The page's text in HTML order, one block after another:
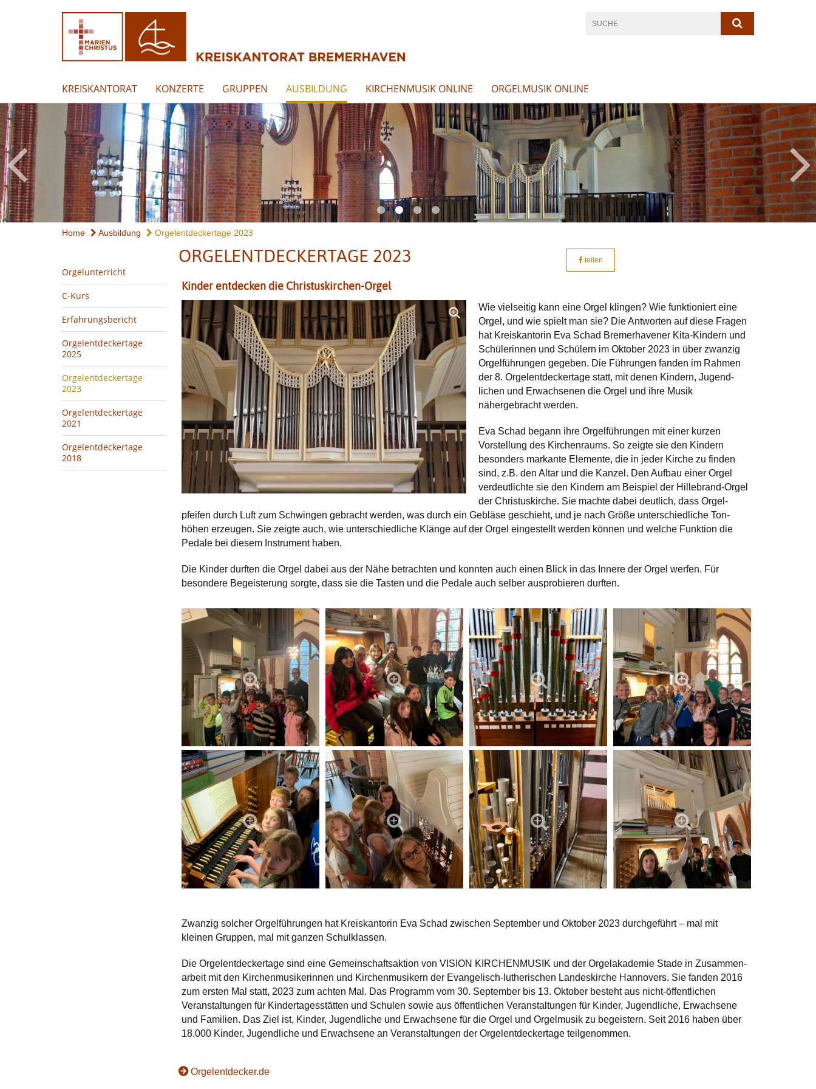
KREISKANTORAT KONZERTE GRUPPEN AUSBILDUNG KIRCHENMUSIK ONLINE ORGELMUSIK ONLINE
Home Ausbildung Orgelentdeckertage 2023
Orgelunterricht
C-Kurs
Erfahrungsbericht
Orgelentdeckertage
2025
Orgelentdeckertage
2023
Orgelentdeckertage
2021
Orgelentdeckertage
2018
ORGELENTDECKERTAGE 2023 teilen
Kinder entdecken die Christuskirchen-Orgel
Wie viel­seitig kann eine Orgel klingen? Wie funktioniert eine
Orgel, und wie spielt man sie? Die Antworten auf diese Fragen
hat Kreis­kantorin Eva Schad Bremer­havener Kita-Kindern und
Schülerinnen und Schülern im Oktober 2023 in über zwanzig
Orgel­führungen gegeben. Die Führungen fanden im Rahmen
der 8. Orgel­entdecker­tage statt, mit denen Kindern, Jugend­
lichen und Erwachsenen die Orgel und ihre Musik
nähergebracht werden.
Eva Schad begann ihre Orgel­führungen mit einer kurzen
Vorstellung des Kirchen­raums. So zeigte sie den Kindern
besonders markante Elemente, die in jeder Kirche zu finden
sind, z.B. den Altar und die Kanzel. Den Aufbau einer Orgel
verdeut­lichte sie den Kindern am Beispiel der Hillebrand-Orgel
der Christus­kirche. Sie machte dabei deutlich, dass Orgel­
pfeifen durch Luft zum Schwingen gebracht werden, was durch ein Gebläse geschieht, und je nach Größe unterschied­liche Ton­
höhen erzeugen. Sie zeigte auch, wie unter­schied­liche Klänge auf der Orgel eingestellt werden können und welche Funktion die
Pedale bei diesem Instrument haben.
Die Kinder durften die Orgel dabei aus der Nähe betrachten und konnten auch einen Blick in das Innere der Orgel werfen. Für
besondere Begeisterung sorgte, dass sie die Tasten und die Pedale auch selber aus­pro­bieren durften.
Zwanzig solcher Orgel­führungen hat Kreis­kantorin Eva Schad zwischen September und Oktober 2023 durchgeführt – mal mit
kleinen Gruppen, mal mit ganzen Schul­klassen.
Die Orgel­entdecker­tage sind eine Gemeinschafts­aktion von VISION KIRCHEN­MUSIK und der Orgel­akademie Stade in Zusammen­
arbeit mit den Kirchen­musikerinnen und Kirchen­musikern der Evangelisch-lutherischen Landes­kirche Hannovers. Sie fanden 2016
zum ersten Mal statt, 2023 zum achten Mal. Das Programm vom 30. September bis 13. Oktober besteht aus nicht-öffentlichen
Veranstaltungen für Kinder­tages­stätten und Schulen sowie aus öffentlichen Veranstaltungen für Kinder, Jugendliche, Erwachsene
und Familien. Das Ziel ist, Kinder, Jugendliche und Erwachsene für die Orgel und Orgel­musik zu begeistern. Seit 2016 haben über
18.000 Kinder, Jugendliche und Erwachsene an Veranstaltungen der Orgel­entdecker­tage teilgenommen.
Orgelentdecker.de